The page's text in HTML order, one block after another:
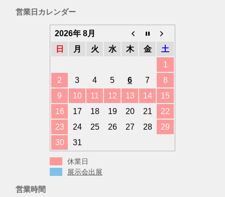
リ
営業日カレンダー
2026年 8月
日
月 火 水 木 金
土
1
2
3 4 5 6 7
8
9
10 11 12 13 14
15
16
17 18 19 20 21
22
23
24 25 26 27 28
29
30
31
休業日
展示会出展
営業時間